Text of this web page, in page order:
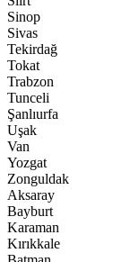
Sinop
Sivas
Tekirdağ
Tokat
Trabzon
Tunceli
Şanlıurfa
Uşak
Van
Yozgat
Zonguldak
Aksaray
Bayburt
Karaman
Kırıkkale